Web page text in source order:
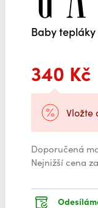
Baby tepláky
340 Kč
Vložte
Doporučená
Nejnižší cena